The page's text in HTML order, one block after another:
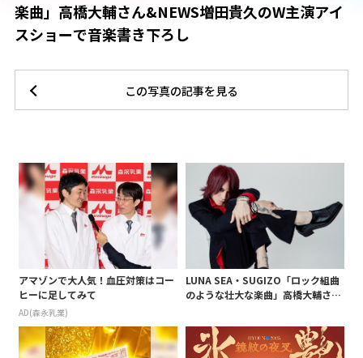
楽曲」高橋大輔さん&NEWS増田貴久のW主演アイ
スショーで音楽書き下ろし
この写真の記事を見る
アマゾンで大人気！血圧対策はコー
ヒーに足してみて
AD(森永乳業)
LUNA SEA・SUGIZO「ロック組曲
のような壮大な楽曲」高橋大輔さん
ョーで音楽書き下ろし